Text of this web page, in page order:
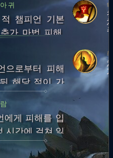
귀
챔피언 기본
가 마법 피해,
으로부터 피해
해당 적이 가
의 스킬 및 기본
터 25~50만큼
받습니다.지속
재사용 대기시
에게 피해를 입
시간에 걸쳐 잃
일부 회복